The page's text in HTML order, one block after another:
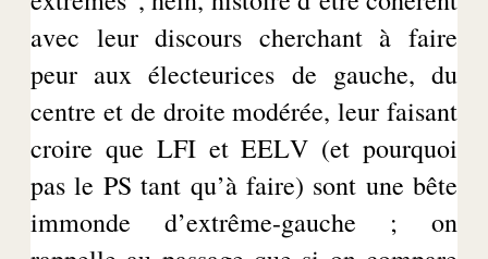
avec leur discours cherchant à faire
peur auxélecteurices de gauche, du
centre et de droite modérée, leur faisant
croire que LFI etEELV (et pourquoi
pas le PS tant qu’à faire) sont une bête
immonde d’extrême-gauche ; on